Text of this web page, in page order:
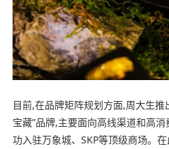
目前,在品牌矩阵规划方面,周大生
宝藏”品牌,主要面向高线渠道和高
功入驻万象城、SKP等顶级商场。